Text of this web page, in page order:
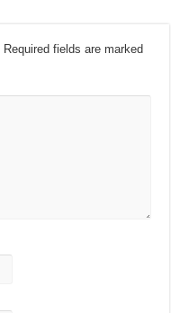
Required fields are marked